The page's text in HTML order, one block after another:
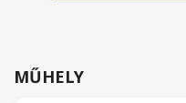
MŰHELY